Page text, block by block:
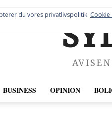
AVISEN
BUSINESS OPINION
du vores privatlivspolitik. Cookie